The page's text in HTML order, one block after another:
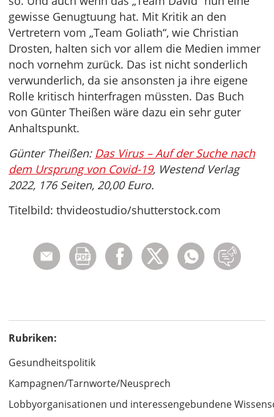
gewisse Genugtuung hat. Mit Kritik an den
Vertretern vom „Team Goliath“, wie Christian
Drosten, halten sich vor allem die Medien immer
noch vornehm zurück. Das ist nicht sonderlich
verwunderlich, da sie ansonsten ja ihre eigene
Rolle kritisch hinterfragen müssten. Das Buch
von Günter Theißen wäre dazu ein sehr guter
Anhaltspunkt.
Günter Theißen: Das Virus – Auf der Suche nach
dem Ursprung von Covid-19, Westend Verlag
2022, 176 Seiten, 20,00 Euro.
Titelbild: thvideostudio/shutterstock.com
Rubriken:
Gesundheitspolitik
Kampagnen/Tarnworte/Neusprech
Lobbyorganisationen und interessengebundene